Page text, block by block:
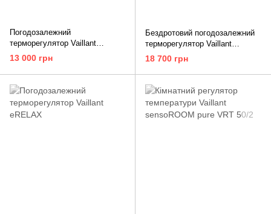
Погодозалежний
терморегулятор Vaillant
multiMATIC VRC 700/6
13 000 грн
Бездротовий погодозалежний
терморегулятор Vaillant
multiMATIC VRC 700/4f
18 700 грн